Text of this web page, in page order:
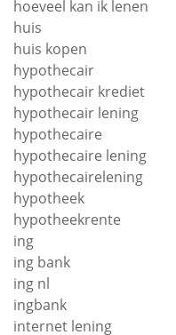
hoeveel kan ik lenen
huis
huis kopen
hypothecair
hypothecair krediet
hypothecair lening
hypothecaire
hypothecaire lening
hypothecairelening
hypotheek
hypotheekrente
ing
ing bank
ing nl
ingbank
internet lening